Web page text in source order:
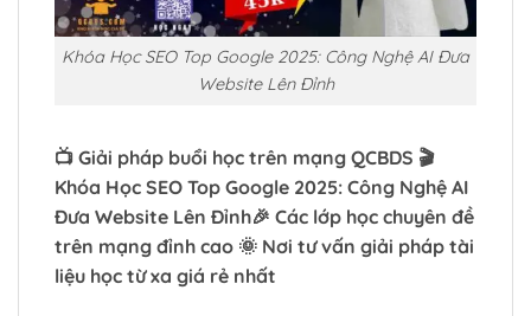
Khóa Học SEO Top Google 2025: Công Nghệ AI Đưa
Website Lên Đỉnh
📺 Giải pháp buổi học trên mạng QCBDS 🎬
Khóa Học SEO Top Google 2025: Công Nghệ AI
Đưa Website Lên Đỉnh🎉 Các lớp học chuyên đề
trên mạng đỉnh cao 🌞 Nơi tư vấn giải pháp tài
liệu học từ xa giá rẻ nhất